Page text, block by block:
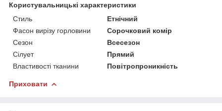
Користувальницькі характеристики
Стиль
Етнічний
Фасон вирізу горловини
Сорочковий комір
Сезон
Всесезон
Сілует
Прямий
Властивості тканини
Повітропроникність
Приховати